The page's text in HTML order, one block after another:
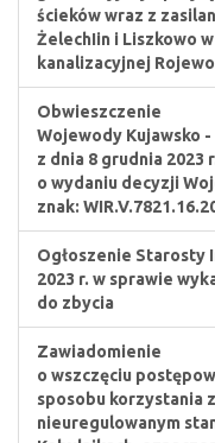
ścieków wraz z
ŻelechIin i Liszkowo
kanalizacyjnej
Obwieszczenie
Wojewody Kujawsko
z dnia 8 grudnia 2023
o wydaniu decyzji
znak:
Ogłoszenie Starosty
2023 r. w sprawie
do zbycia
Zawiadomienie
o wszczęciu
sposobu korzystania
nieuregulowanym